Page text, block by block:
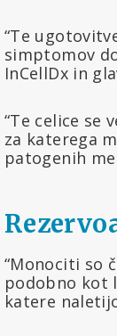
“Te
simptomov
InCellDx in
“Te celice se
za katerega
patogenih
“Monociti so
podobno kot
katere